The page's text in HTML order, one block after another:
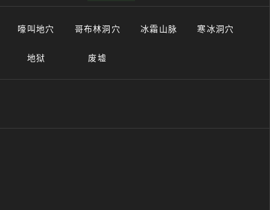
嚎叫地穴 哥布林洞穴 冰霜山脉 寒冰洞穴
地狱 废墟